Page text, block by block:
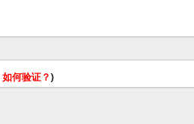
如何验证？)